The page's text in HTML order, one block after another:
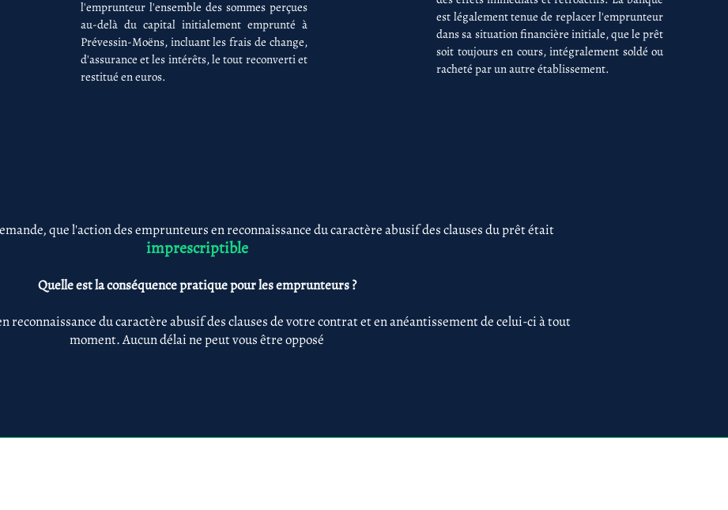
l'emprunteur l'ensemble des sommes perçues
au-delà du capital initialement emprunté à
Prévessin-Moëns, incluant les frais de change,
d'assurance et les intérêts, le tout reconverti et
restitué en euros.
est légalement tenue de replacer l'emprunteur
dans sa situation financière initiale, que le prêt
soit toujours en cours, intégralement soldé ou
racheté par un autre établissement.
que l'action des emprunteurs en reconnaissance du caractère abusif des clauses du prêt était
imprescriptible
Quelle est la conséquence pratique pour les emprunteurs ?
reconnaissance du caractère abusif des clauses de votre contrat et en anéantissement de celui-ci à tout
moment. Aucun délai ne peut vous être opposé